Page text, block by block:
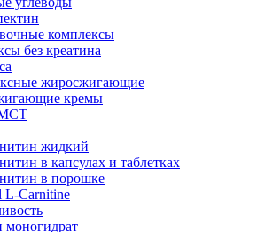
комплексы
без креатина
жиросжигающие
кремы
жидкий
в капсулах и таблетках
в порошке
L-Carnitine
моногидрат